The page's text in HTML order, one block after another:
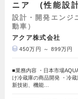
ニア (性能設
設計・開発エンジ
動車）
アクア株式会社
450万円 ～ 899万円
■業務内容 ・日本市場
け冷蔵庫の商品開発 ・冷
新技術、機能…